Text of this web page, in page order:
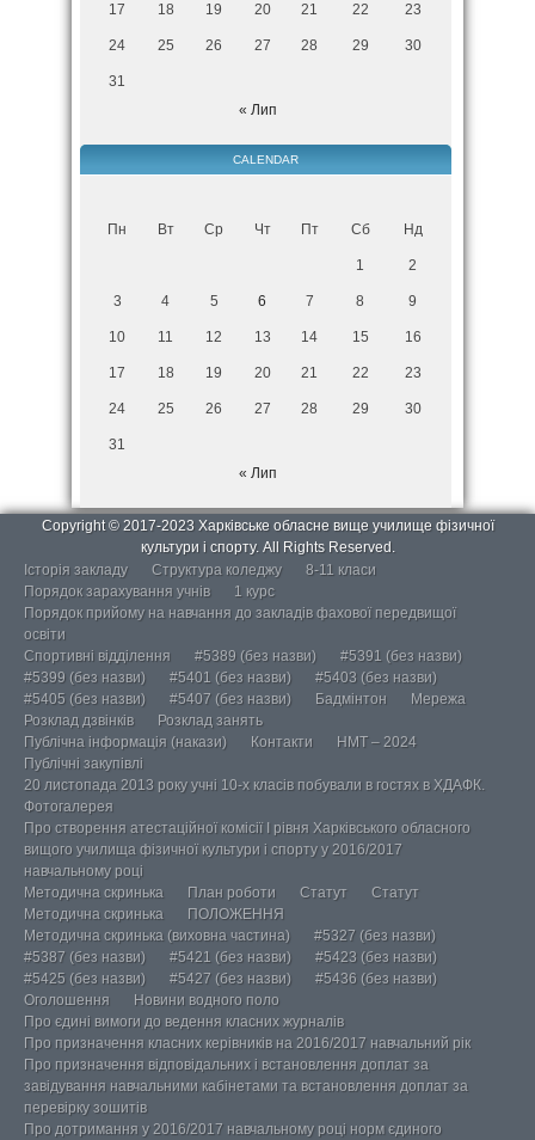
17 18 19 20 21 22 23
24 25 26 27 28 29 30
31
« Лип
CALENDAR
Пн Вт Ср Чт Пт Сб Нд
1 2
3 4 5 6 7 8 9
10 11 12 13 14 15 16
17 18 19 20 21 22 23
24 25 26 27 28 29 30
31
« Лип
Copyright © 2017-2023 Харківське обласне вище училище фізичної
культури і спорту. All Rights Reserved.
Історія закладу
Структура коледжу
8-11 класи
Порядок зарахування учнів
1 курс
Порядок прийому на навчання до закладів фахової передвищої
освіти
Спортивні відділення
#5389 (без назви)
#5391 (без назви)
#5399 (без назви)
#5401 (без назви)
#5403 (без назви)
#5405 (без назви)
#5407 (без назви) Бадмінтон
Мережа
Розклад дзвінків
Розклад занять
Публічна інформація (накази)
Контакти
НМТ – 2024
Публічні закупівлі
20 листопада 2013 року учні 10-х класів побували в гостях в ХДАФК.
Фотогалерея
Про створення атестаційної комісії І рівня Харківського обласного
вищого училища фізичної культури і спорту у 2016/2017
навчальному році
Методична скринька
План роботи Статут
Статут
Методична скринька
ПОЛОЖЕННЯ
Методична скринька (виховна частина)
#5327 (без назви)
#5387 (без назви)
#5421 (без назви)
#5423 (без назви)
#5425 (без назви)
#5427 (без назви)
#5436 (без назви)
Оголошення
Новини водного поло
Про єдині вимоги до ведення класних журналів
Про призначення класних керівників на 2016/2017 навчальний рік
Про призначення відповідальних і встановлення доплат за
завідування навчальними кабінетами та встановлення доплат за
перевірку зошитів
Про дотримання у 2016/2017 навчальному році норм єдиного